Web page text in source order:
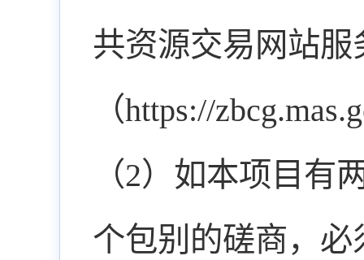
共资源交易网站服
（https://
（2）如本项目有
个包别的磋商，